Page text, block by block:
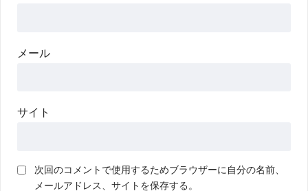
メール
サイト
次回のコメントで使用するためブラウザーに自分の名前、
メールアドレス、サイトを保存する。